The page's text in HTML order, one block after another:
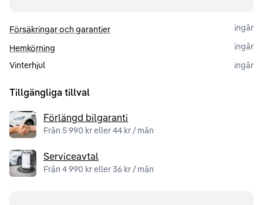
Försäkringar och garantier
ingår
Hemkörning
ingår
Vinterhjul
ingår
Tillgängliga tillval
Förlängd bilgaranti
Från 5 990 kr eller 44 kr / mån
Serviceavtal
Från 4 990 kr eller 36 kr / mån